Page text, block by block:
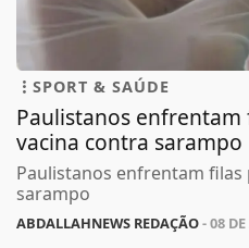
SPORT & SAÚDE
Paulistanos
vacina contra sarampo
Paulistanos enfrentam
sarampo
ABDALLAHNEWS REDAÇÃO- 08